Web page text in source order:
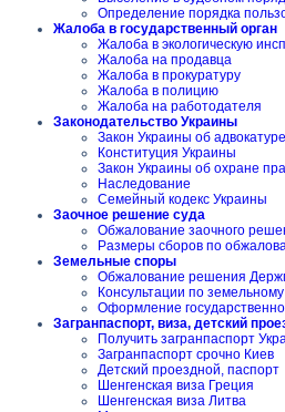
Определение порядка
Жалоба в государственный орган
Жалоба в экологическую
Жалоба на продавца
Жалоба в прокуратуру
Жалоба в полицию
Жалоба на работодателя
Законодательство Украины
Закон Украины об адвокатуре
Конституция Украины
Закон Украины об охране
Наследование
Семейный кодекс Украины
Заочное решение суда
Обжалование заочного
Размеры сборов по
Земельные споры
Обжалование решения
Консультации по
Оформление
Загранпаспорт, виза, детский
Получить загранпаспорт
Загранпаспорт срочно Киев
Детский проездной, паспорт
Шенгенская виза Греция
Шенгенская виза Литва